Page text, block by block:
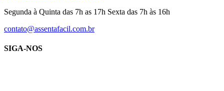
Segunda à Quinta das 7h as 17h Sexta das 7h às 16h
contato@assentafacil.com.br
SIGA-NOS